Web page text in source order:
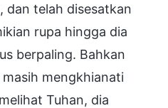
dan telah disesatkan
rupa hingga dia
berpaling. Bahkan
mengkhianati
Tuhan, dia